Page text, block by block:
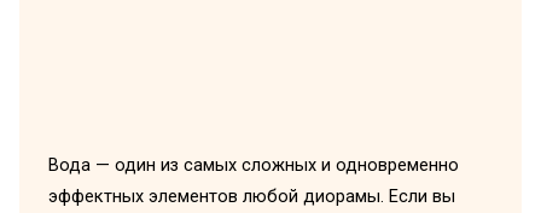
Вода — один из самых сложных и одновременно
эффектных элементов любой диорамы. Если вы